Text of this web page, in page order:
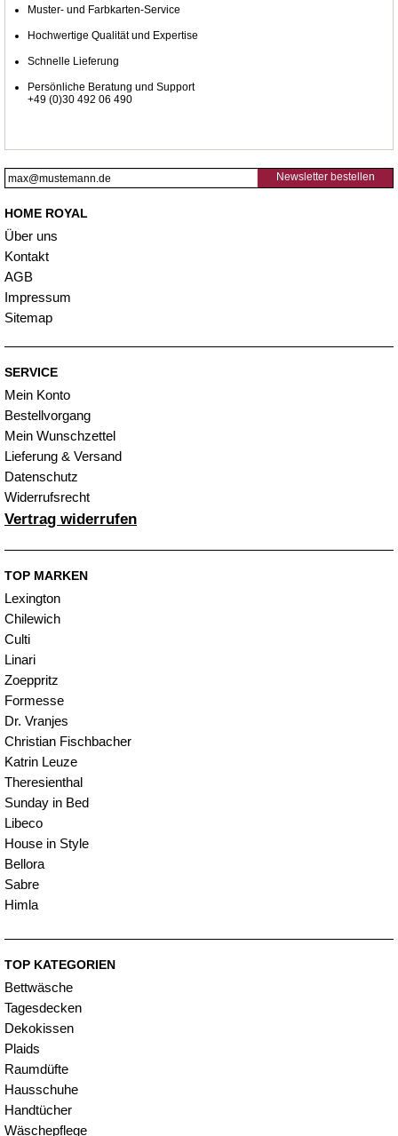
Muster- und Farbkarten-Service
Hochwertige Qualität und Expertise
Schnelle Lieferung
Persönliche Beratung und Support
+49 (0)30 492 06 490
Newsletter bestellen
HOME ROYAL
Über uns
Kontakt
AGB
Impressum
Sitemap
SERVICE
Mein Konto
Bestellvorgang
Mein Wunschzettel
Lieferung & Versand
Datenschutz
Widerrufsrecht
Vertrag widerrufen
TOP MARKEN
Lexington
Chilewich
Culti
Linari
Zoeppritz
Formesse
Dr. Vranjes
Christian Fischbacher
Katrin Leuze
Theresienthal
Sunday in Bed
Libeco
House in Style
Bellora
Sabre
Himla
TOP KATEGORIEN
Bettwäsche
Tagesdecken
Dekokissen
Plaids
Raumdüfte
Hausschuhe
Handtücher
Wäschepflege